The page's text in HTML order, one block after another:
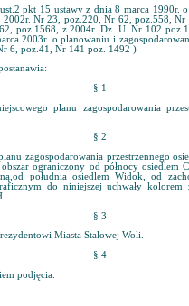
pkt 15 ustawy z dnia 8 marca 1990r.
Nr 23, poz.220, Nr 62, poz.558, Nr
poz.1568, z 2004r. Dz. U. Nr 102
2003r. o planowaniu i
6, poz.41, Nr 141 poz. 1492 )
§ 1
planu zagospodarowania
§ 2
zagospodarowania przestrzennego
ograniczony od północy osiedlem
południa osiedlem Widok, od
do niniejszej uchwały
§ 3
Miasta Stalowej Woli.
§ 4
podjęcia.